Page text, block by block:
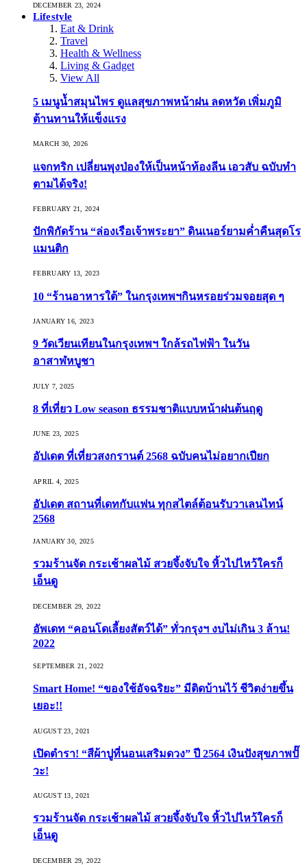
DECEMBER 23, 2024
Lifestyle
Eat & Drink
Travel
Health & Wellness
Living & Gadget
View All
5 เมนูน้ำสมุนไพร ดูแลสุขภาพหน้าฝน ลดหวัด เพิ่มภูมิ
ต้านทานให้แข็งแรง
MARCH 30, 2026
แจกทริก เปลี่ยนพุงป่องให้เป็นหน้าท้องลีน เอวสับ ฉบับทำ
ตามได้จริง!
FEBRUARY 21, 2024
ปักพิกัดร้าน “ล่องเรือเจ้าพระยา” ดินเนอร์ยามค่ำคืนสุดโร
แมนติก
FEBRUARY 13, 2023
10 “ร้านอาหารใต้” ในกรุงเทพฯกินหรอยร่วมจอยสุด ๆ
JANUARY 16, 2023
9 วัดเวียนเทียนในกรุงเทพฯ ใกล้รถไฟฟ้า ในวัน
อาสาฬหบูชา
JULY 7, 2025
8 ที่เที่ยว Low season ธรรมชาติแบบหน้าฝนต้นฤดู️
JUNE 23, 2025
อัปเดต ที่เที่ยวสงกรานต์ 2568 ฉบับคนไม่อยากเปียก
APRIL 4, 2025
อัปเดต สถานที่เดทกับแฟน ทุกสไตล์ต้อนรับวาเลนไทน์
2568
JANUARY 30, 2025
รวมร้านจัด กระเช้าผลไม้ สวยจึ้งจับใจ หิ้วไปไหว้ใครก็
เอ็นดู
DECEMBER 29, 2022
อัพเดท “คอนโดเลี้ยงสัตว์ได้” ทั่วกรุงฯ งบไม่เกิน 3 ล้าน!
2022
SEPTEMBER 21, 2022
Smart Home! “ของใช้อัจฉริยะ” มีติดบ้านไว้ ชีวิตง่ายขึ้น
เยอะ!!
AUGUST 23, 2021
เปิดตำรา! “สีผ้าปูที่นอนเสริมดวง” ปี 2564 เงินปังสุขภาพปั๊
วะ!
AUGUST 13, 2021
รวมร้านจัด กระเช้าผลไม้ สวยจึ้งจับใจ หิ้วไปไหว้ใครก็
เอ็นดู
DECEMBER 29, 2022